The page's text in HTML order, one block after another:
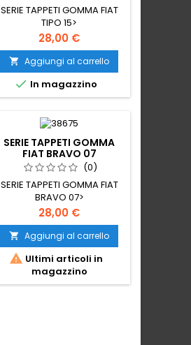
SERIE TAPPETI GOMMA FIAT
TIPO 15>
Prezzo
28,00 €
 Aggiungi al carrello
 In magazzino
SERIE TAPPETI GOMMA
FIAT BRAVO 07
(0)
SERIE TAPPETI GOMMA FIAT
BRAVO 07>
Prezzo
28,00 €
 Aggiungi al carrello
 Ultimi articoli in
magazzino